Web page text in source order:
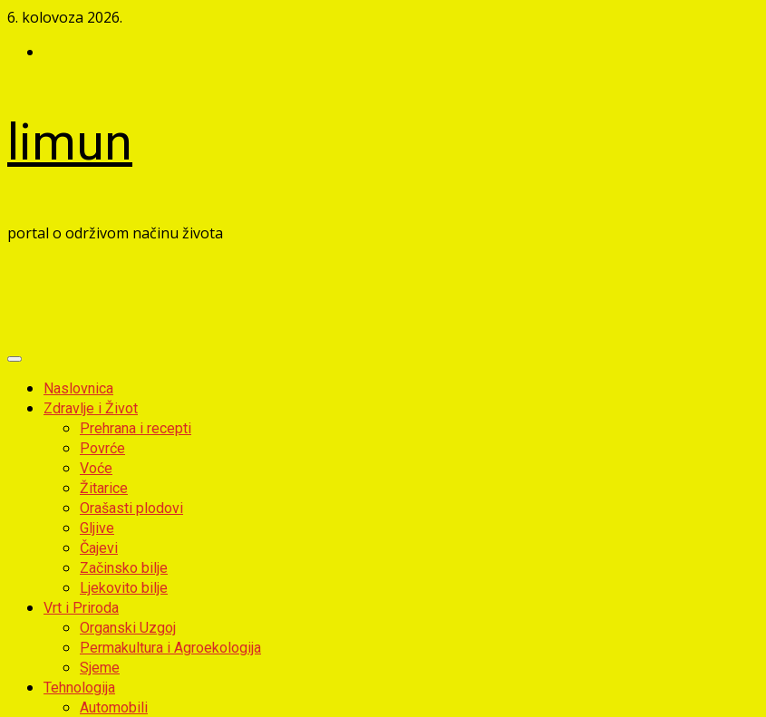
Skip
content
6. kolovoza 2026.
limun
portal o održivom načinu života
Primary
MenuNaslovnica
Zdravlje i Život
Prehrana i recepti
Povrće
Voće
Žitarice
Orašasti plodovi
Gljive
Čajevi
Začinsko bilje
Ljekovito bilje
Vrt i Priroda
Organski Uzgoj
Permakultura i Agroekologija
Sjeme
Tehnologija
Automobili